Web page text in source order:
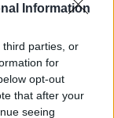
Information
third parties, or
for
opt-out
that after your
seeing